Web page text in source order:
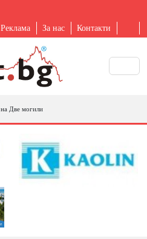
Реклама За нас Контакти
Две могили